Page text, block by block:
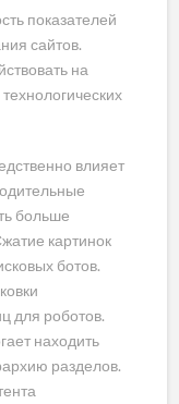
показателей
сайтов.
на
влияет
больше
картинок
ботов.
для роботов.
находить
разделов.